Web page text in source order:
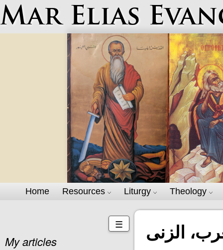
Mar Elias
Home Resources Liturgy Theology
الزنى ☰
My articles